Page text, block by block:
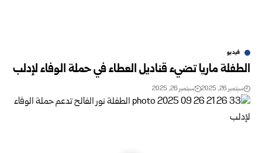
فيديو
الطفلة ماريا تضيء قناديل العطاء في حملة الوفاء لإدلب
سبتمبر 26, 2025 سبتمبر 26, 2025